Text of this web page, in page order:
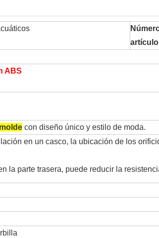
ABS
con diseño único y estilo de moda.
en un casco, la ubicación de los
la parte trasera, puede reducir la